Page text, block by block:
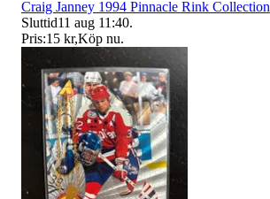
Craig Janney 1994 Pinnacle Rink Collection
Sluttid11 aug 11:40.
Pris:15 kr,Köp nu.